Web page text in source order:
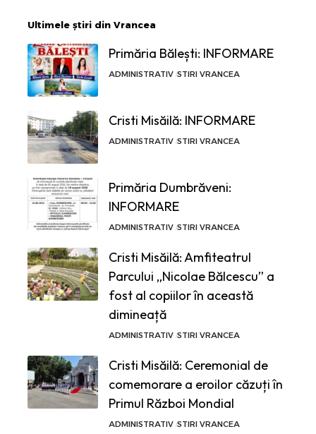
Ultimele știri din Vrancea
Primăria Bălești: INFORMARE
ADMINISTRATIV STIRI VRANCEA
Cristi Misăilă: INFORMARE
ADMINISTRATIV STIRI VRANCEA
Primăria Dumbrăveni:
INFORMARE
ADMINISTRATIV STIRI VRANCEA
Cristi Misăilă: Amfiteatrul
Parcului „Nicolae Bălcescu” a
fost al copiilor în această
dimineață
ADMINISTRATIV STIRI VRANCEA
Cristi Misăilă: Ceremonial de
comemorare a eroilor căzuți în
Primul Război Mondial
ADMINISTRATIV STIRI VRANCEA